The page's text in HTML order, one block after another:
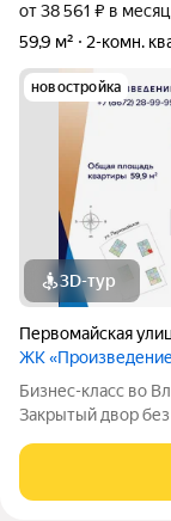
от 38 561 ₽ в месяц
59,9 м²
2-комн.
новостройка
3D-тур
Первомайская
ЖК
Бизнес-класс во
Закрытый двор
сервис 24/7.
свободная